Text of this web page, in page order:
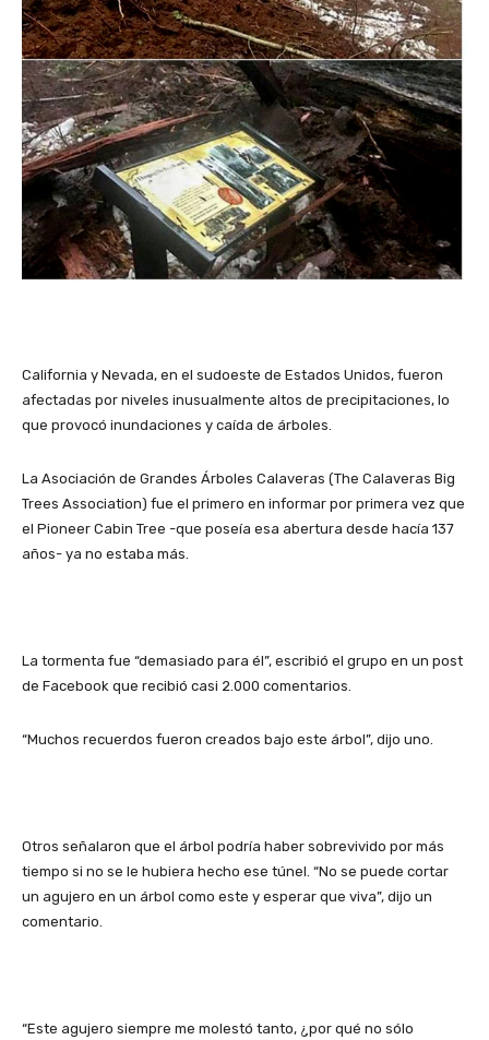
California y Nevada, en el sudoeste de Estados Unidos, fueron
afectadas por niveles inusualmente altos de precipitaciones, lo
que provocó inundaciones y caída de árboles.
La Asociación de Grandes Árboles Calaveras (The Calaveras Big
Trees Association) fue el primero en informar por primera vez que
el Pioneer Cabin Tree -que poseía esa abertura desde hacía 137
años- ya no estaba más.
La tormenta fue “demasiado para él”, escribió el grupo en un post
de Facebook que recibió casi 2.000 comentarios.
“Muchos recuerdos fueron creados bajo este árbol”, dijo uno.
Otros señalaron que el árbol podría haber sobrevivido por más
tiempo si no se le hubiera hecho ese túnel. “No se puede cortar
un agujero en un árbol como este y esperar que viva”, dijo un
comentario.
“Este agujero siempre me molestó tanto, ¿por qué no sólo